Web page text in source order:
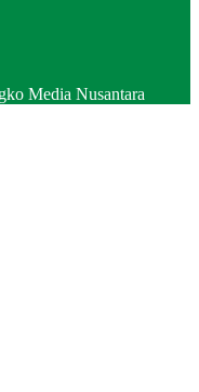
Media Nusantara